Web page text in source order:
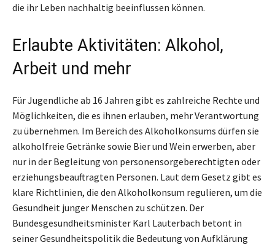
die ihr Leben nachhaltig beeinflussen können.
Erlaubte Aktivitäten: Alkohol,
Arbeit und mehr
Für Jugendliche ab 16 Jahren gibt es zahlreiche Rechte und
Möglichkeiten, die es ihnen erlauben, mehr Verantwortung
zu übernehmen. Im Bereich des Alkoholkonsums dürfen sie
alkoholfreie Getränke sowie Bier und Wein erwerben, aber
nur in der Begleitung von personensorgeberechtigten oder
erziehungsbeauftragten Personen. Laut dem Gesetz gibt es
klare Richtlinien, die den Alkoholkonsum regulieren, um die
Gesundheit junger Menschen zu schützen. Der
Bundesgesundheitsminister Karl Lauterbach betont in
seiner Gesundheitspolitik die Bedeutung von Aufklärung